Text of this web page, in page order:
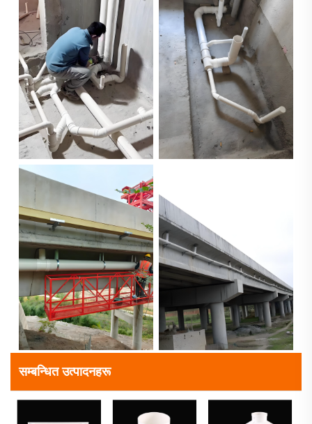
सम्बन्धित उत्पादनहरू